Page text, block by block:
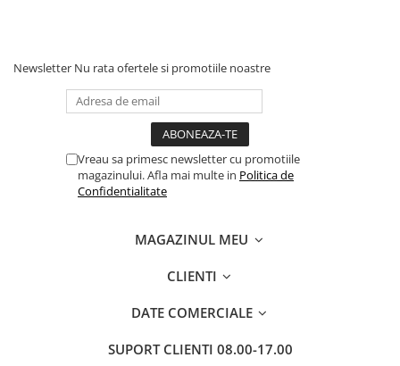
Newsletter Nu rata ofertele si promotiile noastre
Vreau sa primesc newsletter cu promotiile
magazinului. Afla mai multe in Politica de
Confidentialitate
MAGAZINUL MEU
CLIENTI
DATE COMERCIALE
SUPORT CLIENTI 08.00-17.00